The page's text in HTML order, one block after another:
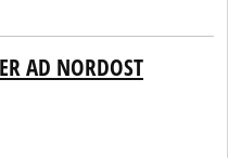
AD NORDOST